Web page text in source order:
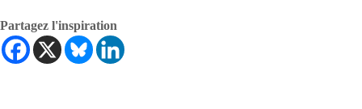
Partagez l'inspiration